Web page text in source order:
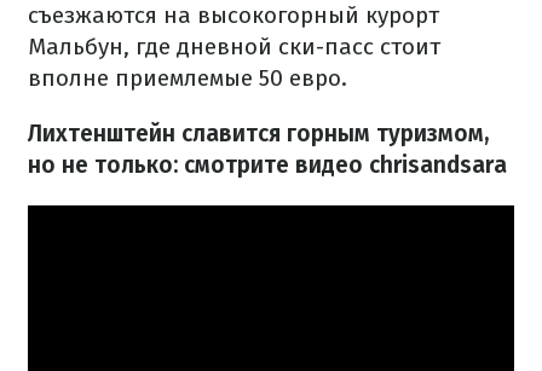
съезжаются на высокогорный курорт
Мальбун, где дневной ски-пасс стоит
вполне приемлемые 50 евро.
Лихтенштейн славится горным туризмом,
но не только: смотрите видео chrisandsara